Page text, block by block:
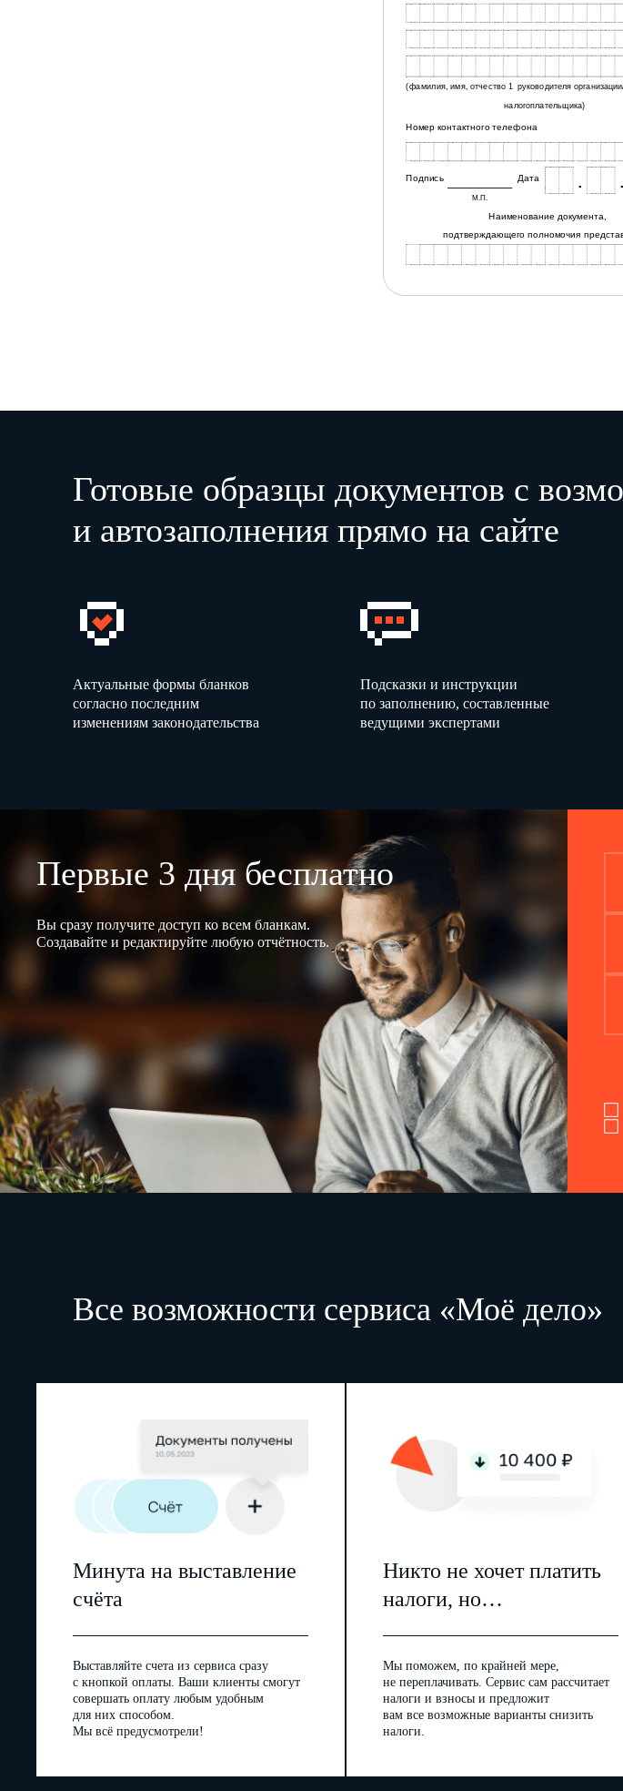
(фамилия, имя, отчество 1 руководителя
налогоплательщика)
Номер контактного телефона
Подпись Дата . .
М.П.
Наименование документа,
подтверждающего полномочия
Готовые образцы документов с
и автозаполнения прямо на сайте
Актуальные формы бланков
согласно последним
изменениям законодательства
Подсказки и инструкции
по заполнению, составленные
ведущими экспертами
Первые 3 дня бесплатно
Вы сразу получите доступ ко всем бланкам.
Создавайте и редактируйте любую отчётность.
Все возможности сервиса «Моё дело»
Минута на выставление
счёта
Выставляйте счета из сервиса сразу
с кнопкой оплаты. Ваши клиенты смогут
совершать оплату любым удобным
для них способом.
Мы всё предусмотрели!
Никто не хочет платить
налоги, но…
Мы поможем, по крайней мере,
не переплачивать. Сервис сам рассчитает
налоги и взносы и предложит
вам все возможные варианты снизить
налоги.